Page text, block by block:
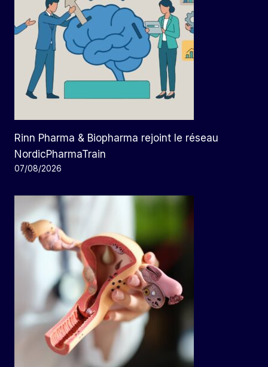
Rinn Pharma & Biopharma rejoint le réseau
NordicPharmaTrain
07/08/2026